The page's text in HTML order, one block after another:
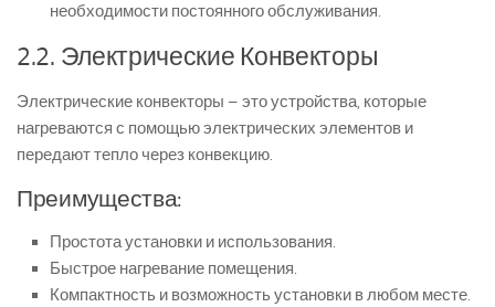
необходимости постоянного обслуживания.
2.2. Электрические Конвекторы
Электрические конвекторы – это устройства, которые
нагреваются с помощью электрических элементов и
передают тепло через конвекцию.
Преимущества:
Простота установки и использования.
Быстрое нагревание помещения.
Компактность и возможность установки в любом месте.